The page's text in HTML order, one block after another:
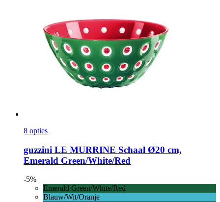
8 opties
guzzini LE MURRINE Schaal Ø20 cm,
Emerald Green/White/Red
-5%
Emerald Green/White/Red
Blauw/Wit/Oranje